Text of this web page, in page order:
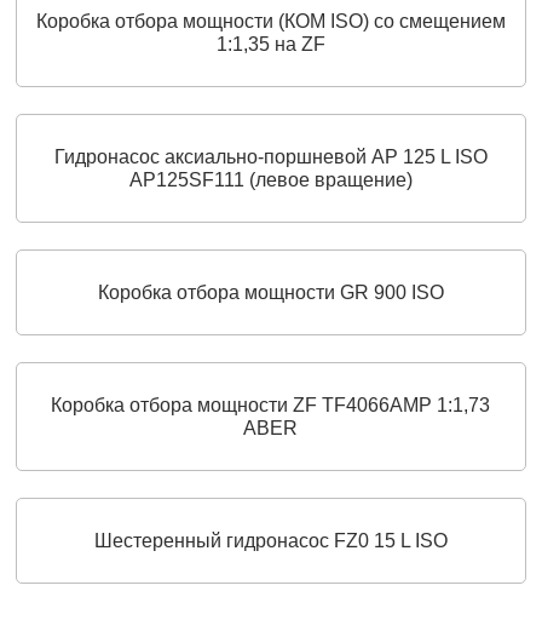
Коробка отбора мощности (КОМ ISO) со смещением
1:1,35 на ZF
Гидронасос аксиально‑поршневой AP 125 L ISO
AP125SF111 (левое вращение)
Коробка отбора мощности GR 900 ISO
Коробка отбора мощности ZF TF4066AMP 1:1,73
ABER
Шестеренный гидронасос FZ0 15 L ISO